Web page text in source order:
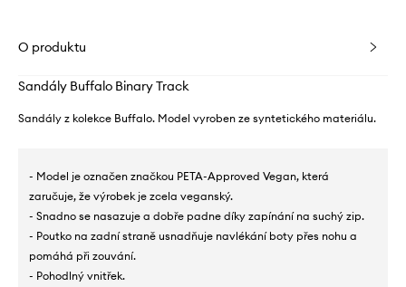
O produktu
Sandály Buffalo Binary Track
Sandály z kolekce Buffalo. Model vyroben ze syntetického materiálu.
- Model je označen značkou PETA-Approved Vegan, která
zaručuje, že výrobek je zcela veganský.
- Snadno se nasazuje a dobře padne díky zapínání na suchý zip.
- Poutko na zadní straně usnadňuje navlékání boty přes nohu a
pomáhá při zouvání.
- Pohodlný vnitřek.